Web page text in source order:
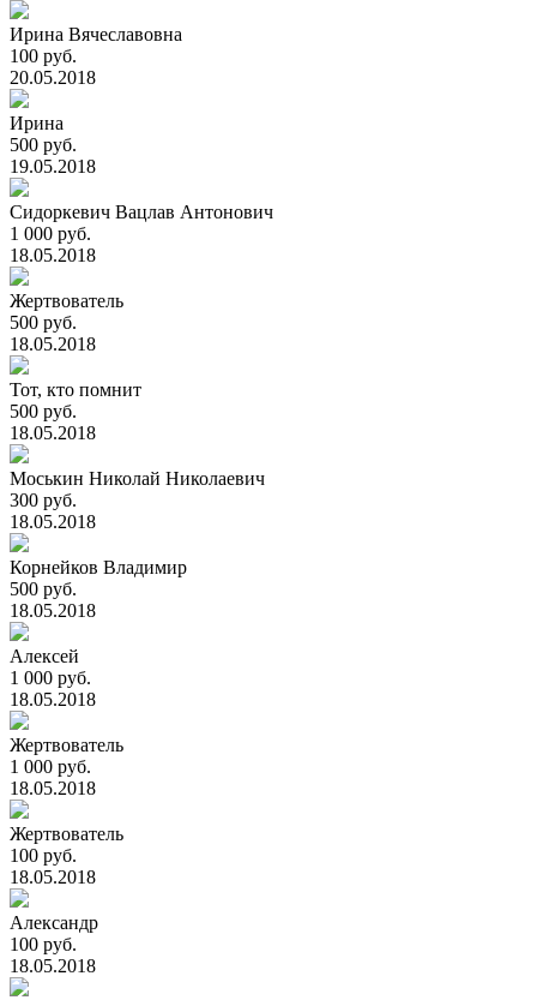
Ирина Вячеславовна
100 руб.
20.05.2018
Ирина
500 руб.
19.05.2018
Сидоркевич Вацлав Антонович
1 000 руб.
18.05.2018
Жертвователь
500 руб.
18.05.2018
Тот, кто помнит
500 руб.
18.05.2018
Моськин Николай Николаевич
300 руб.
18.05.2018
Корнейков Владимир
500 руб.
18.05.2018
Алексей
1 000 руб.
18.05.2018
Жертвователь
1 000 руб.
18.05.2018
Жертвователь
100 руб.
18.05.2018
Александр
100 руб.
18.05.2018